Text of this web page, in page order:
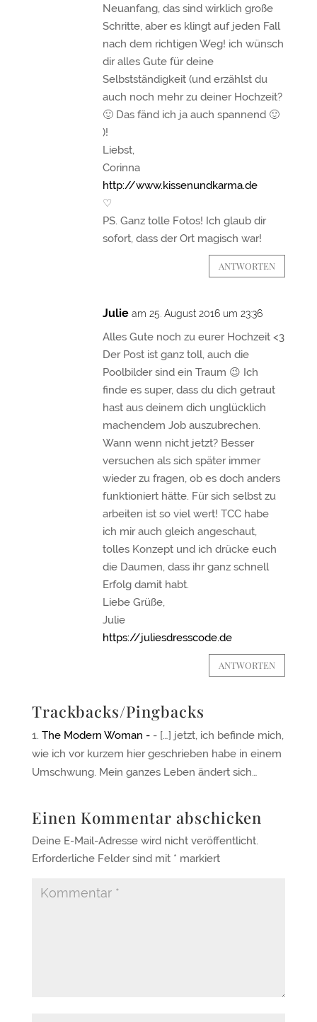
Neuanfang, das sind wirklich große
Schritte, aber es klingt auf jeden Fall
nach dem richtigen Weg! ich wünsch
dir alles Gute für deine
Selbstständigkeit (und erzählst du
auch noch mehr zu deiner Hochzeit?
🙂 Das fänd ich ja auch spannend 🙂
)!
Liebst,
Corinna
http://www.kissenundkarma.de
♡
PS. Ganz tolle Fotos! Ich glaub dir
sofort, dass der Ort magisch war!
ANTWORTEN
Julie am 25. August 2016 um 23:36
Alles Gute noch zu eurer Hochzeit <3
Der Post ist ganz toll, auch die
Poolbilder sind ein Traum 😉 Ich
finde es super, dass du dich getraut
hast aus deinem dich unglücklich
machendem Job auszubrechen.
Wann wenn nicht jetzt? Besser
versuchen als sich später immer
wieder zu fragen, ob es doch anders
funktioniert hätte. Für sich selbst zu
arbeiten ist so viel wert! TCC habe
ich mir auch gleich angeschaut,
tolles Konzept und ich drücke euch
die Daumen, dass ihr ganz schnell
Erfolg damit habt.
Liebe Grüße,
Julie
https://juliesdresscode.de
ANTWORTEN
Trackbacks/Pingbacks
The Modern Woman -- […] jetzt, ich befinde mich,
wie ich vor kurzem hier geschrieben habe in einem
Umschwung. Mein ganzes Leben ändert sich…
Einen Kommentar abschicken
Deine E-Mail-Adresse wird nicht veröffentlicht.
Erforderliche Felder sind mit * markiert